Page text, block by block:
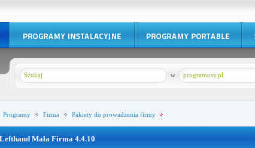
programosy.pl
w
Programy Firma Pakiety do prowadzenia firmy
Lefthand Mała Firma 4.4.10